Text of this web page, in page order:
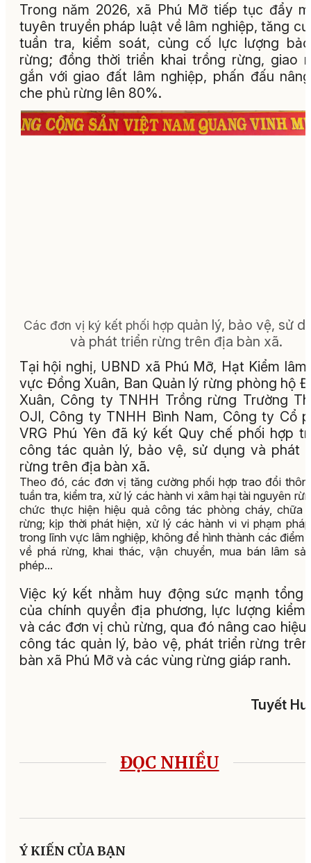
Trong năm 2026, xã Phú Mỡ tiếp tục đẩy
tuyên truyền pháp luật về lâm nghiệp, tăng
tuần tra, kiểm soát, củng cố lực lượng
rừng; đồng thời triển khai trồng rừng, giao
gắn với giao đất lâm nghiệp, phấn đấu
che phủ rừng lên 80%.
Các đơn vị ký kết phối hợp quản lý, bảo vệ, sử
và phát triển rừng trên địa bàn xã.
Tại hội nghị, UBND xã Phú Mỡ, Hạt Kiểm lâm
vực Đồng Xuân, Ban Quản lý rừng phòng hộ
Xuân, Công ty TNHH Trồng rừng Trường
OJI, Công ty TNHH Bình Nam, Công ty Cổ
VRG Phú Yên đã ký kết Quy chế phối hợp
công tác quản lý, bảo vệ, sử dụng và phát
rừng trên địa bàn xã.
Theo đó, các đơn vị tăng cường phối hợp trao đổi
tuần tra, kiểm tra, xử lý các hành vi xâm hại tài nguyên
chức thực hiện hiệu quả công tác phòng cháy, chữa
rừng; kịp thời phát hiện, xử lý các hành vi vi phạm
trong lĩnh vực lâm nghiệp, không để hình thành các điểm
về phá rừng, khai thác, vận chuyển, mua bán lâm
phép...
Việc ký kết nhằm huy động sức mạnh tổng
của chính quyền địa phương, lực lượng kiểm
và các đơn vị chủ rừng, qua đó nâng cao hiệu
công tác quản lý, bảo vệ, phát triển rừng
bàn xã Phú Mỡ và các vùng rừng giáp ranh.
Tuyết
ĐỌC NHIỀU
Ý KIẾN CỦA BẠN